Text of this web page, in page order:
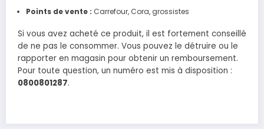
Points de vente : Carrefour, Cora, grossistes
Si vous avez acheté ce produit, il est fortement conseillé
de ne pas le consommer. Vous pouvez le détruire ou le
rapporter en magasin pour obtenir un remboursement.
Pour toute question, un numéro est mis à disposition :
0800801287.